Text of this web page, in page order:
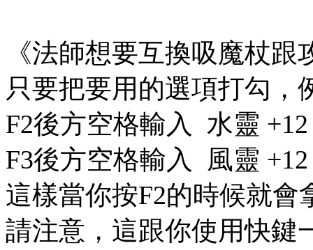
《法師想要互換吸魔杖跟
只要把要用的選項打勾，
F2後方空格輸入 水靈
F3後方空格輸入 風靈
這樣當你按F2的時候就會
請注意，這跟你使用快鍵